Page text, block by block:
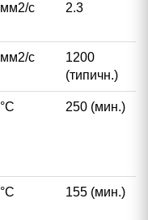
мм2/с 2.3
мм2/с
1200
(типичн.)
°С 250 (мин.)
°С 155 (мин.)